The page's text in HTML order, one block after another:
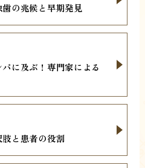
の兆候と早期発見
に及ぶ！専門家による
と患者の役割